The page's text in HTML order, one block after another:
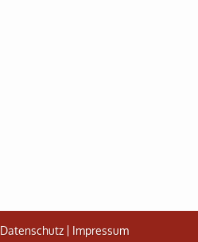
Datenschutz Impressum